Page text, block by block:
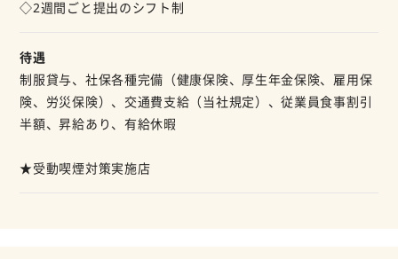
◇2週間ごと提出のシフト制
待遇
制服貸与、社保各種完備（健康保険、厚生年金保険、雇用保
険、労災保険）、交通費支給（当社規定）、従業員食事割引
半額、昇給あり、有給休暇
★受動喫煙対策実施店